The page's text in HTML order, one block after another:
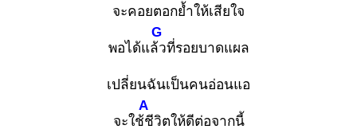
จะคอยตอกย้ำให้เสียใจ
พอได้แล้ว
G
ที่รอยบาดแผล
เปลี่ยนฉันเป็นคนอ่อนแอ
จะใช้ชี
A
วิตให้ดีต่อจากนี้